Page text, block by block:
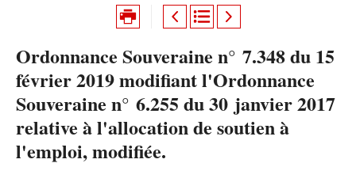
Ordonnance Souveraine n° 7.348 du 15
février 2019 modifiant l'Ordonnance
Souveraine n° 6.255 du 30 janvier 2017
relative à l'allocation de soutien à
l'emploi, modifiée.